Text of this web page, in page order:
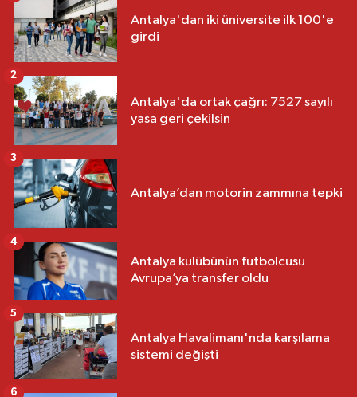
Antalya'dan iki üniversite ilk 100'e
girdi
Antalya'da ortak çağrı: 7527 sayılı
yasa geri çekilsin
2
Antalya’dan motorin zammına tepki
3
Antalya kulübünün futbolcusu
Avrupa’ya transfer oldu
4
Antalya Havalimanı'nda karşılama
sistemi değişti
5
6